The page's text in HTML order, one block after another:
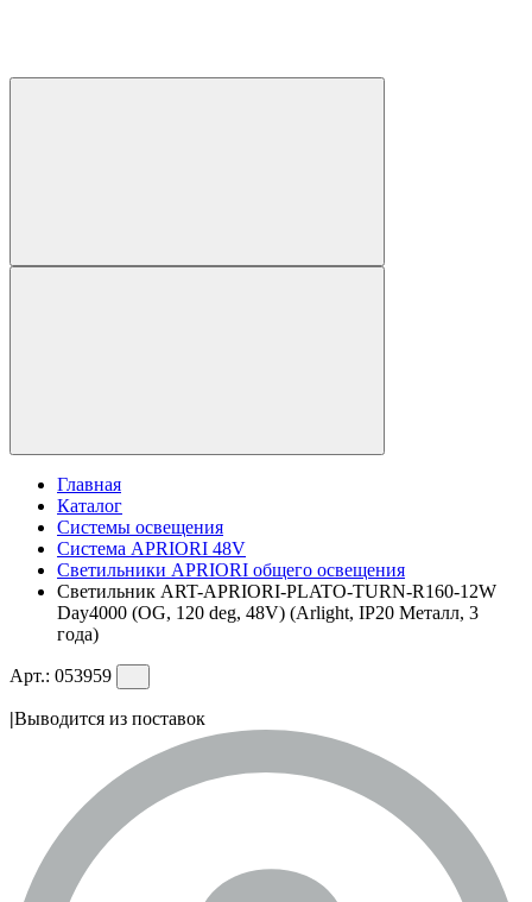
Главная
Каталог
Системы освещения
Система APRIORI 48V
Светильники APRIORI общего освещения
Светильник ART-APRIORI-PLATO-TURN-R160-12W
Day4000 (OG, 120 deg, 48V) (Arlight, IP20 Металл, 3
года)
Арт.: 053959
|Выводится из поставок